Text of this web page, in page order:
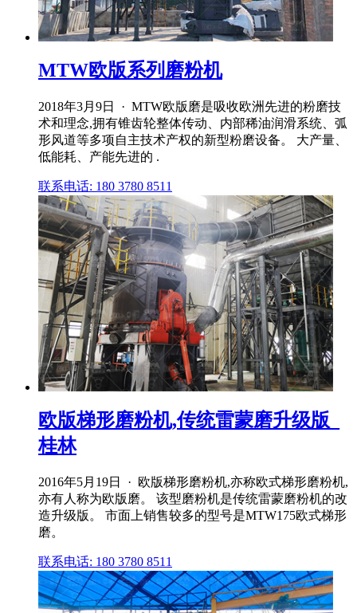
MTW欧版系列磨粉机
2018年3月9日 · MTW欧版磨是吸收欧洲先进的粉磨技
术和理念,拥有锥齿轮整体传动、内部稀油润滑系统、弧
形风道等多项自主技术产权的新型粉磨设备。 大产量、
低能耗、产能先进的 .
联系电话: 180 3780 8511
欧版梯形磨粉机,传统雷蒙磨升级版_
桂林
2016年5月19日 · 欧版梯形磨粉机,亦称欧式梯形磨粉机,
亦有人称为欧版磨。 该型磨粉机是传统雷蒙磨粉机的改
造升级版。 市面上销售较多的型号是MTW175欧式梯形
磨。
联系电话: 180 3780 8511